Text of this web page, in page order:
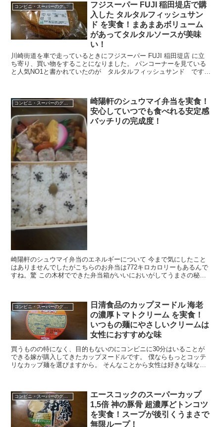
コンビニ・スーパーのグルメ
フジスーパー FUJI 稲田堤店で購
入した タルタルフィッシュサン
ド を実食！まあまあボリューム
があってタルタルソースが美味
い！
川崎街道を車で走っているときにフジスーパー FUJI 稲田堤店 に立
ち寄り、買い物をすることになりました。 パンコーナーを見ている
と人気NO1と書かれていたのが タルタルフィッシュサンド です。
コンビニ・スーパーのグルメ
崎陽軒のシュウマイ弁当を実食！
安心していつでも食べれる安定感
バッチリの完成度！
崎陽軒のシュウマイ弁当のエネルギーについて 今まで気にしたこと
はありませんでしたがこちらのお弁当は772キロカロリーもあるんで
すね。驚 この木材でできた弁当箱がいいにおいがしてうまさの秘訣
コンビニ・スーパーのグルメ
日清食品のカップヌードル 海老
の濃厚トマトクリーム を実食！
いつもの麺にやさしいクリームは
女性におすすめな味
買うものの特になく、目的もないのにコンビニに30分はいることが
できる嫁が購入してきたカップヌードルです。 僕ならもっとコッテ
リなカップ麺を選びますから。 そんなことから女性は好きな味なの
コンビニ・スーパーのグルメ
エースコックのスーパーカップ
1,5倍 神の豚骨 超濃厚どトンコツ
を実食！スープが後引くうまさで
無限ループ！